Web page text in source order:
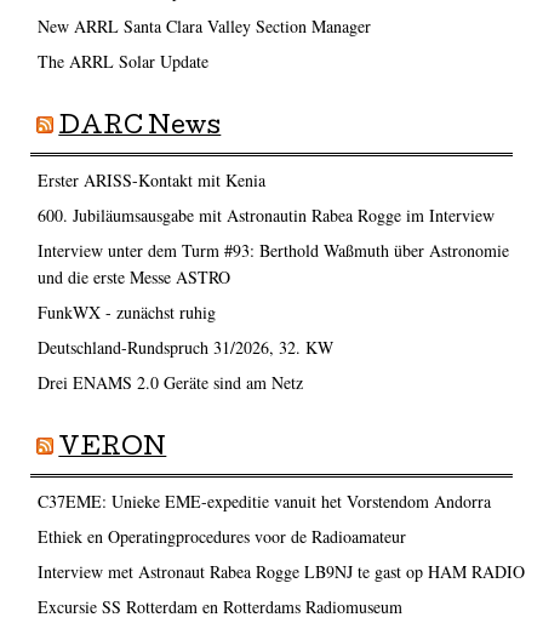
New ARRL Santa Clara Valley Section Manager
The ARRL Solar Update
DARC News
Erster ARISS-Kontakt mit Kenia
600. Jubiläumsausgabe mit Astronautin Rabea Rogge im Interview
Interview unter dem Turm #93: Berthold Waßmuth über Astronomie
und die erste Messe ASTRO
FunkWX - zunächst ruhig
Deutschland-Rundspruch 31/2026, 32. KW
Drei ENAMS 2.0 Geräte sind am Netz
VERON
C37EME: Unieke EME-expeditie vanuit het Vorstendom Andorra
Ethiek en Operatingprocedures voor de Radioamateur
Interview met Astronaut Rabea Rogge LB9NJ te gast op HAM RADIO
Excursie SS Rotterdam en Rotterdams Radiomuseum